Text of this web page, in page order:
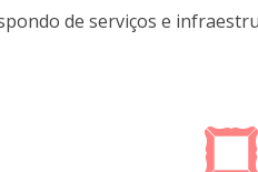
de serviços e